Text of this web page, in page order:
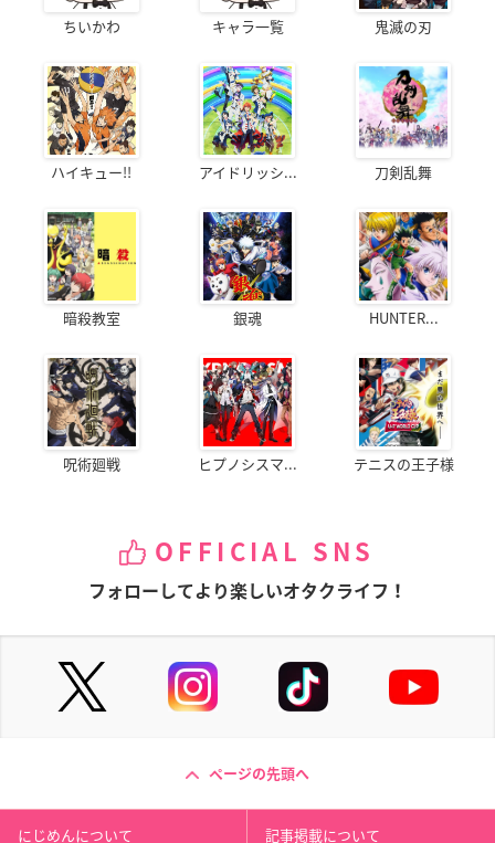
ちいかわ キャラ一覧 鬼滅の刃
ハイキュー!! アイドリッシ... 刀剣乱舞
暗殺教室 銀魂 HUNTER...
呪術廻戦 ヒプノシスマ... テニスの王子様
OFFICIAL SNS
フォローしてより楽しいオタクライフ！
ページの先頭へ
にじめんについて 記事掲載について